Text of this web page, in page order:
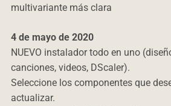
multivariante más clara
4 de mayo de 2020
NUEVO instalador todo en uno
canciones, videos, DScaler).
Seleccione los componentes que
actualizar.